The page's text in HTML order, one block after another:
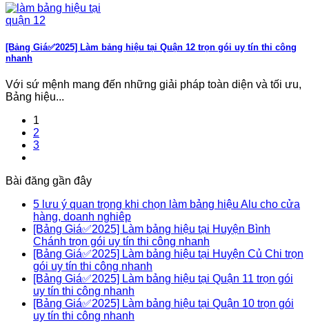
[Bảng Giá✅2025] Làm bảng hiệu tại Quận 12 trọn gói uy tín thi công
nhanh
Với sứ mệnh mang đến những giải pháp toàn diện và tối ưu,
Bảng hiệu...
1
2
3
Bài đăng gần đây
5 lưu ý quan trọng khi chọn làm bảng hiệu Alu cho cửa
hàng, doanh nghiêp
[Bảng Giá✅2025] Làm bảng hiệu tại Huyện Bình
Chánh trọn gói uy tín thi công nhanh
[Bảng Giá✅2025] Làm bảng hiệu tại Huyện Củ Chi trọn
gói uy tín thi công nhanh
[Bảng Giá✅2025] Làm bảng hiệu tại Quận 11 trọn gói
uy tín thi công nhanh
[Bảng Giá✅2025] Làm bảng hiệu tại Quận 10 trọn gói
uy tín thi công nhanh